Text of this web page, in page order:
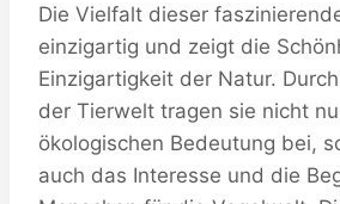
Die Vielfalt dieser
einzigartig und zeigt die
Einzigartigkeit der Natur.
der Tierwelt tragen sie nicht
ökologischen Bedeutung bei,
auch das Interesse und die